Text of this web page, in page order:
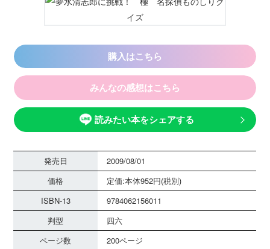
購入はこちら
みんなの感想はこちら
読みたい本をシェアする
発売日
2009/08/01
価格
定価:本体952円(税別)
ISBN-13
9784062156011
判型
四六
ページ数
200ページ